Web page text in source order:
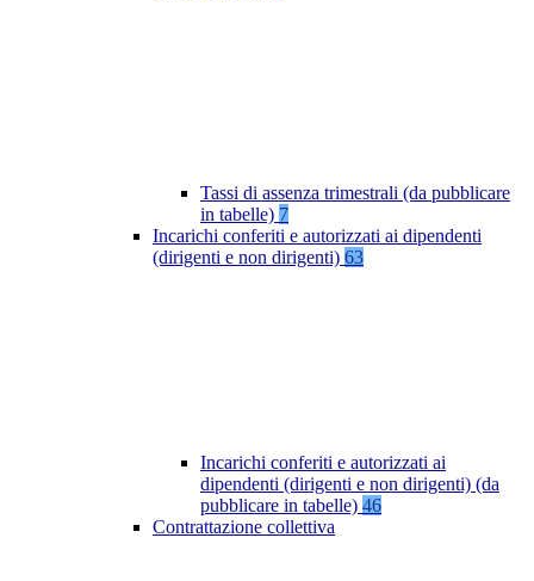
Tassi di assenza trimestrali (da pubblicare
in tabelle) 7
Incarichi conferiti e autorizzati ai dipendenti
(dirigenti e non dirigenti) 63
Incarichi conferiti e autorizzati ai
dipendenti (dirigenti e non dirigenti) (da
pubblicare in tabelle) 46
Contrattazione collettiva